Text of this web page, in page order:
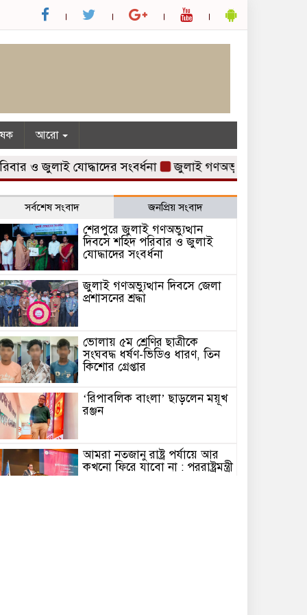
আরো
ও জুলাই যোদ্ধাদের সংবর্ধনা জুলাই গণঅভ্যুত্থান দিবসে জেলা
সর্বশেষ সংবাদ জনপ্রিয় সংবাদ
শেরপুরে জুলাই গণঅভ্যুত্থান
দিবসে শহিদ পরিবার ও জুলাই
যোদ্ধাদের সংবর্ধনা
জুলাই গণঅভ্যুত্থান দিবসে জেলা
প্রশাসনের শ্রদ্ধা
ভোলায় ৫ম শ্রেণির ছাত্রীকে
সংঘবদ্ধ ধর্ষণ-ভিডিও ধারণ, তিন
কিশোর গ্রেপ্তার
‘রিপাবলিক বাংলা’ ছাড়লেন ময়ূখ
রঞ্জন
আমরা নতজানু রাষ্ট্র পর্যায়ে আর
কখনো ফিরে যাবো না : পররাষ্ট্রমন্ত্রী